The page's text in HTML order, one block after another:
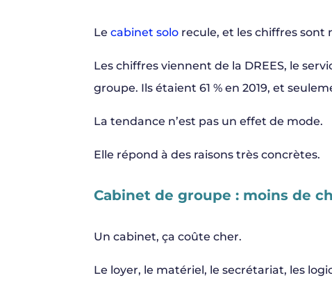
Le cabinet solorecule, et les chiffres sont
Les chiffres viennent de la DREES, le
groupe. Ils étaient 61 % en 2019, et
La tendance n’est pas un effet de mode.
Elle répond à des raisons très concrètes.
Cabinet de groupe : moins de
Un cabinet, ça coûte cher.
Le loyer, le matériel, le secrétariat, les